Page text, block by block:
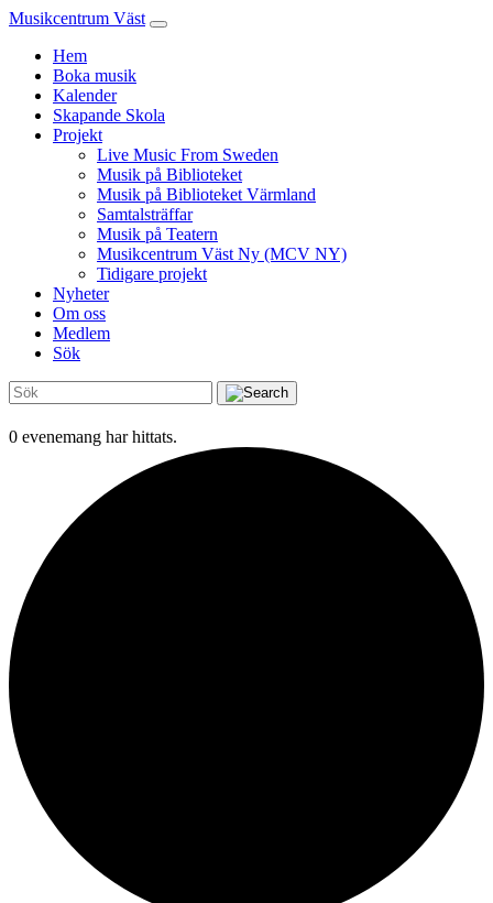
Musikcentrum Väst
Hem
Boka musik
Kalender
Skapande Skola
Projekt
Live Music From Sweden
Musik på Biblioteket
Musik på Biblioteket Värmland
Samtalsträffar
Musik på Teatern
Musikcentrum Väst Ny (MCV NY)
Tidigare projekt
Nyheter
Om oss
Medlem
Sök
0 evenemang har hittats.